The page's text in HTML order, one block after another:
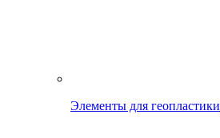
Элементы для геопластики